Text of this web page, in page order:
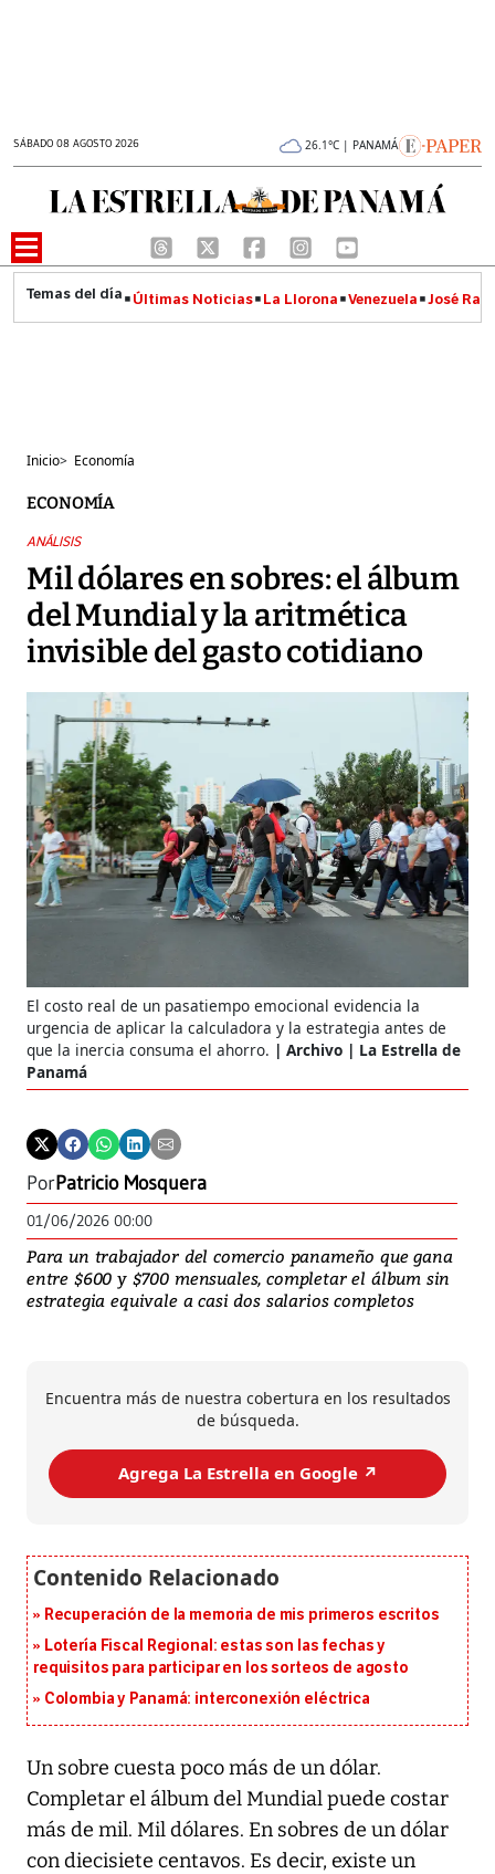
SÁBADO 08 AGOSTO 2026 26.1°C | PANAMÁ
Últimas Noticias La Llorona Venezuela José
Inicio> Economía
ECONOMÍA
ANÁLISIS
Mil dólares en sobres: el álbum
del Mundial y la aritmética
invisible del gasto cotidiano
El costo real de un pasatiempo emocional evidencia la
urgencia de aplicar la calculadora y la estrategia antes de
que la inercia consuma el ahorro.
Archivo | La Estrella de
Panamá
PorPatricio Mosquera
01/06/2026 00:00
Para un trabajador del comercio panameño que gana
entre $600 y $700 mensuales, completar el álbum sin
estrategia equivale a casi dos salarios completos
Encuentra más de nuestra cobertura en los resultados
de búsqueda.
Agrega La Estrella en Google ↗️
Recuperación de la memoria de mis primeros escritos
Lotería Fiscal Regional: estas son las fechas y
requisitos para participar en los sorteos de agosto
Colombia y Panamá: interconexión eléctrica
Un sobre cuesta poco más de un dólar.
Completar el álbum del Mundial puede costar
más de mil. Mil dólares. En sobres de un dólar
con diecisiete centavos. Es decir, existe un